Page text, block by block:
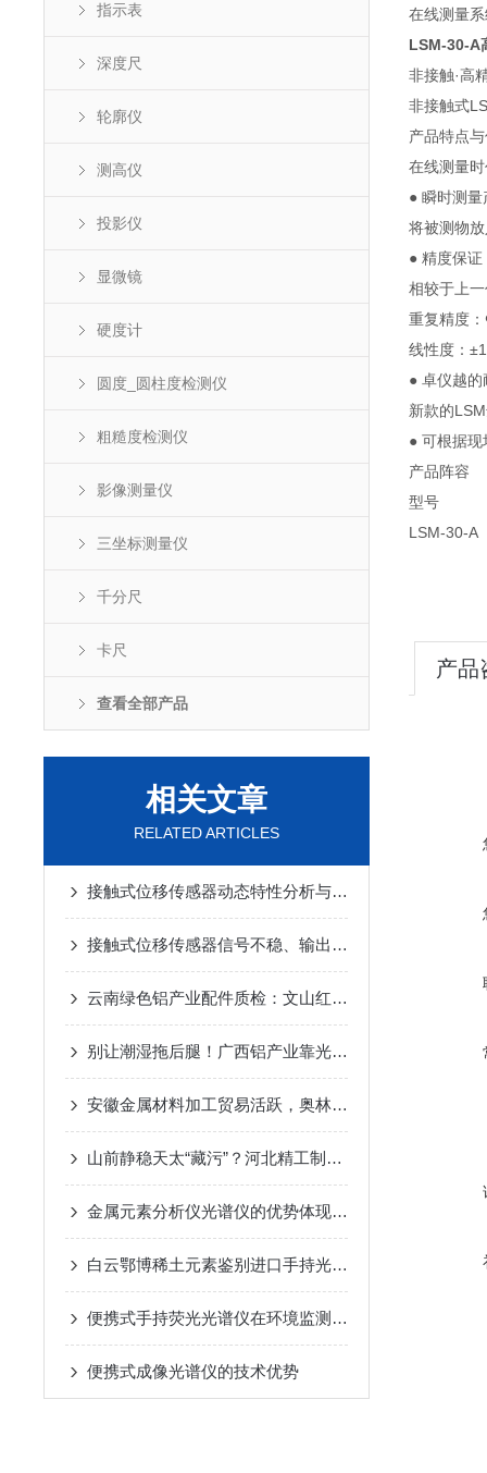
指示表
深度尺
轮廓仪
测高仪
投影仪
显微镜
硬度计
圆度_圆柱度检测仪
粗糙度检测仪
影像测量仪
三坐标测量仪
千分尺
卡尺
查看全部产品
相关文章
RELATED ARTICLES
接触式位移传感器动态特性分析与校准方法
接触式位移传感器信号不稳、输出跳变的常见原因与处理
云南绿色铝产业配件质检：文山红河铝谷用材管控，适配高原干湿温差工况
别让潮湿拖后腿！广西铝产业靠光谱仪告别“变色翻车”
安徽金属材料加工贸易活跃，奥林巴斯手持光谱仪如何助力流通环节质量管控
山前静稳天太“藏污”？河北精工制造靠光谱仪破解积尘老化难题
金属元素分析仪光谱仪的优势体现在哪些方面？
白云鄂博稀土元素鉴别进口手持光谱仪在矿堆上给镧铈镨钕技术特点
便携式手持荧光光谱仪在环境监测方面的作用
便携式成像光谱仪的技术优势
在线测量
LSM-30-A
非接触·高
非接触式
产品特点
在线测量
● 瞬时测量
将被测物
● 精度保证
相较于上
重复精度
线性度：
● 卓仪越的
新款的
● 可根据
产品阵容
型号
LSM-
产品